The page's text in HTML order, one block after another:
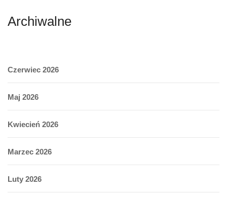
Archiwalne
Czerwiec 2026
Maj 2026
Kwiecień 2026
Marzec 2026
Luty 2026